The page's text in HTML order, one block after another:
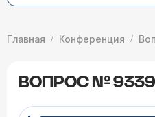
Главная Конференция
ВОПРОС №